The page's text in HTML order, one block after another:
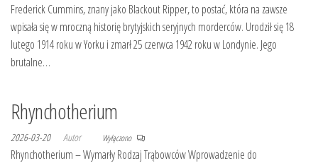
Frederick Cummins, znany jako Blackout Ripper, to postać, która na zawsze
wpisała się w mroczną historię brytyjskich seryjnych morderców. Urodził się 18
lutego 1914 roku w Yorku i zmarł 25 czerwca 1942 roku w Londynie. Jego
brutalne…
Rhynchotherium
2026-03-20 Autor Wyłączono
Rhynchotherium – Wymarły Rodzaj Trąbowców Wprowadzenie do